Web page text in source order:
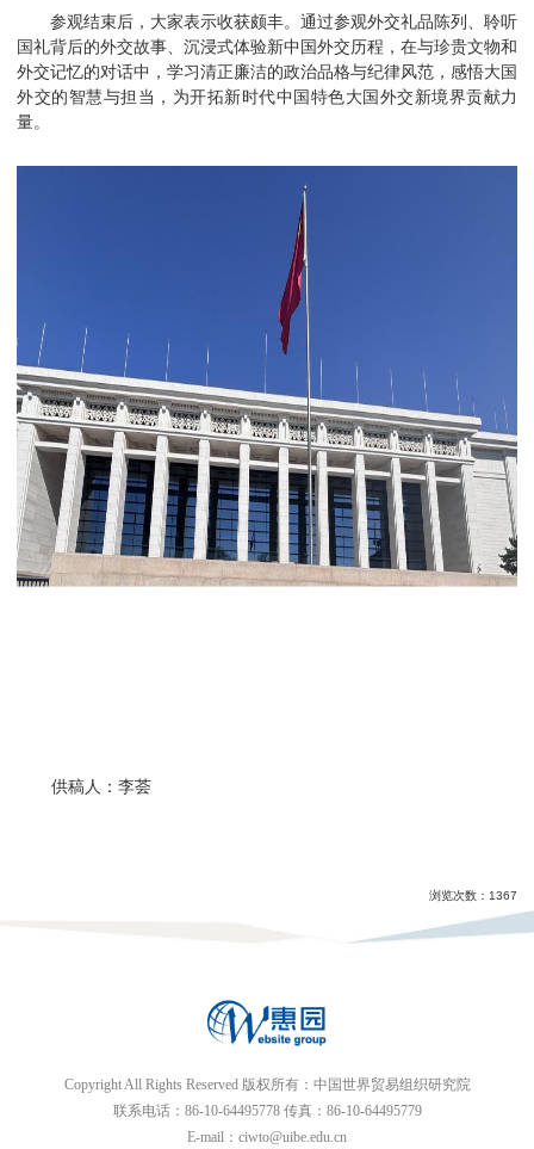
参观结束后，大家表示收获颇丰。通过参观外交礼品陈列、聆听
国礼背后的外交故事、沉浸式体验新中国外交历程，在与珍贵文物和
外交记忆的对话中，学习清正廉洁的政治品格与纪律风范，感悟大国
外交的智慧与担当，为开拓新时代中国特色大国外交新境界贡献力
量。
供稿人：李荟
浏览次数： 1367
Copyright All Rights Reserved 版权所有：中国世界贸易组织研究院
联系电话：86-10-64495778 传真：86-10-64495779
E-mail：ciwto@uibe.edu.cn